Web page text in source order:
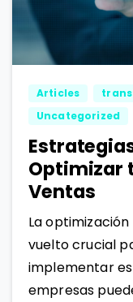
Articles
Uncategorized
Optimizar
Ventas
La
vuelto crucial
implementar
empresas